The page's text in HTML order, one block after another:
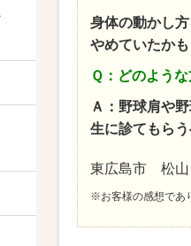
身体の動かし
やめていたかも
Ｑ：どのよう
Ａ：野球肩や
生に診てもらう
東広島市 松
※お客様の感想であ